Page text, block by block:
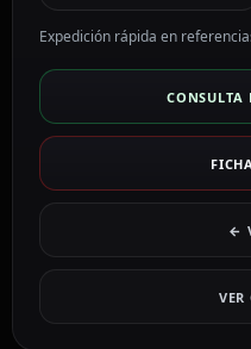
Expedición rápida en
CONSULTA
←
VER